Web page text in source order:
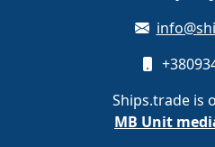
Ships.trade is
MB Unit